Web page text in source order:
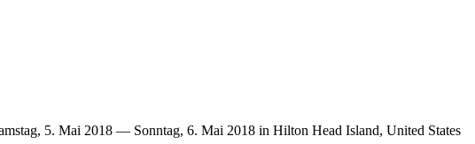
5. Mai 2018 — Sonntag, 6. Mai 2018 in Hilton Head Island, United States